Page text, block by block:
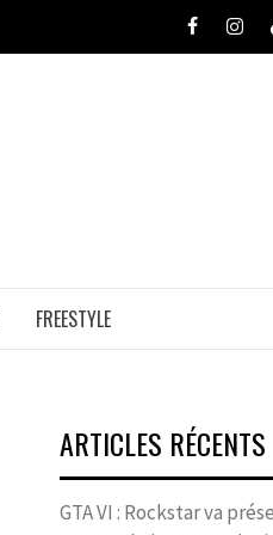
Facebook
FREESTYLE
ARTICLES RÉCENTS
GTA VI : Rockstar va